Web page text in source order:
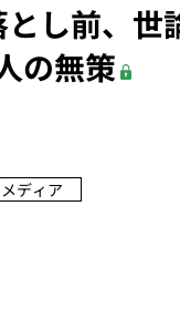
とし前、世
の無策
メディア